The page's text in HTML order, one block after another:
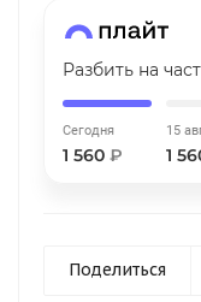
Разбить на
Сегодня
1 560 ₽
15
1
Поделиться